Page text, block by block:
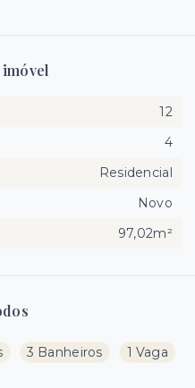
3 Banheiros 1 Vaga
12
4
Residencial
Novo
97,02m²